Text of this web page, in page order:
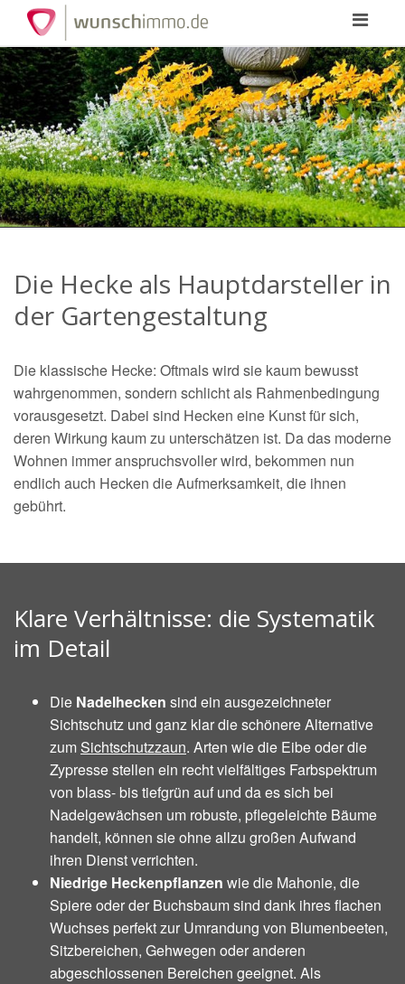
Toggle
Die Hecke als Hauptdarsteller in
der Gartengestaltung
Die klassische Hecke: Oftmals wird sie kaum bewusst
wahrgenommen, sondern schlicht als Rahmenbedingung
vorausgesetzt. Dabei sind Hecken eine Kunst für sich,
deren Wirkung kaum zu unterschätzen ist. Da das moderne
Wohnen immer anspruchsvoller wird, bekommen nun
endlich auch Hecken die Aufmerksamkeit, die ihnen
gebührt.
Klare Verhältnisse: die Systematik
im Detail
Die Nadelhecken sind ein ausgezeichneter
Sichtschutz und ganz klar die schönere Alternative
zum Sichtschutzzaun. Arten wie die Eibe oder die
Zypresse stellen ein recht vielfältiges Farbspektrum
von blass- bis tiefgrün auf und da es sich bei
Nadelgewächsen um robuste, pflegeleichte Bäume
handelt, können sie ohne allzu großen Aufwand
ihren Dienst verrichten.
Niedrige Heckenpflanzen wie die Mahonie, die
Spiere oder der Buchsbaum sind dank ihres flachen
Wuchses perfekt zur Umrandung von Blumenbeeten,
Sitzbereichen, Gehwegen oder anderen
abgeschlossenen Bereichen geeignet. Als